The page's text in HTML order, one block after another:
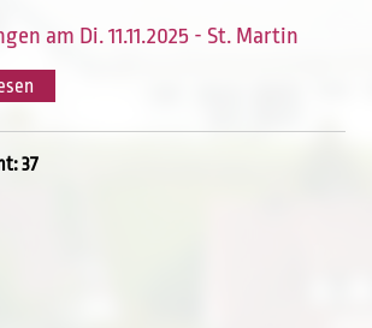
am Di. 11.11.2025 - St. Martin
37